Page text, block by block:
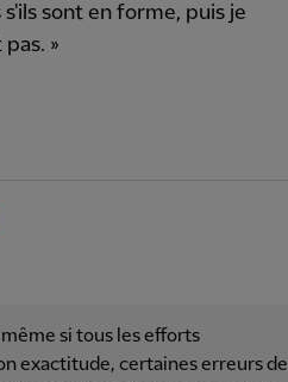
sont en forme, puis je
»
si tous les efforts
exactitude, certaines erreurs de